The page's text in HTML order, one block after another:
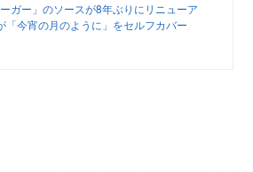
ガー」のソースが8年ぶりにリニューア
今宵の月のように」をセルフカバー